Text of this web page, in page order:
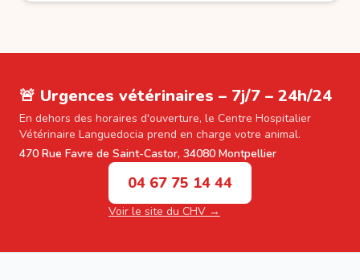
🚨 Urgences vétérinaires – 7j/7 – 24h/24
En dehors des horaires d'ouverture, le Centre Hospitalier
Vétérinaire Languedocia prend en charge votre animal.
470 Rue Favre de Saint-Castor, 34080 Montpellier
04 67 75 14 44
Voir le site du CHV →